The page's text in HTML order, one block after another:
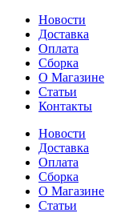
Новости
Доставка
Оплата
Сборка
О Магазине
Статьи
Контакты
Новости
Доставка
Оплата
Сборка
О Магазине
Статьи